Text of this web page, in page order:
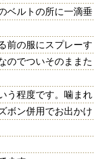
ベルトの所に一滴垂
前の服にスプレーす
のでついそのままた
う程度です。噛まれ
ボン併用でお出かけ